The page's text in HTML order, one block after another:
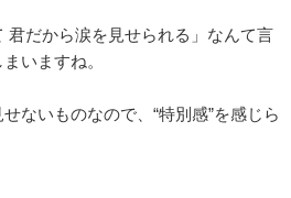
君だから涙を見せられる」なんて言
いますね。
ないものなので、“特別感”を感じら